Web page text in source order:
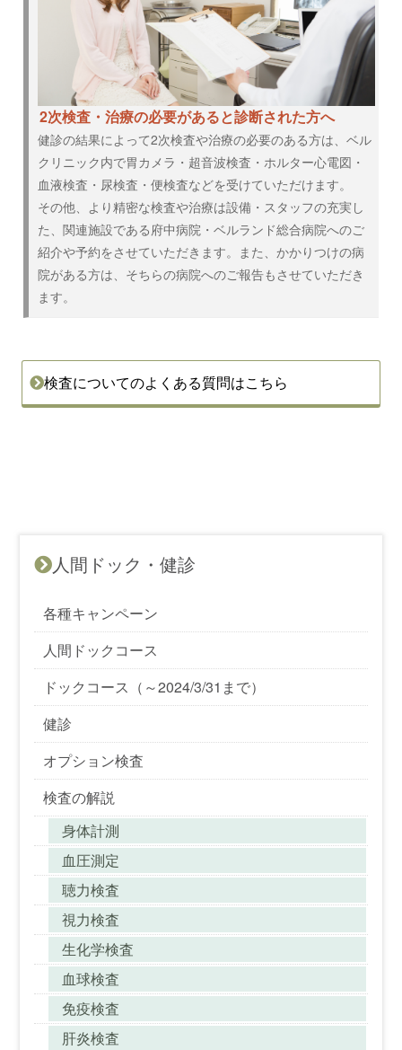
2次検査・治療の必要があると診断された方へ
健診の結果によって2次検査や治療の必要のある方は、ベル
クリニック内で胃カメラ・超音波検査・ホルター心電図・
血液検査・尿検査・便検査などを受けていただけます。
その他、より精密な検査や治療は設備・スタッフの充実し
た、関連施設である府中病院・ベルランド総合病院へのご
紹介や予約をさせていただきます。また、かかりつけの病
院がある方は、そちらの病院へのご報告もさせていただき
ます。
検査についてのよくある質問はこちら
人間ドック・健診
各種キャンペーン
人間ドックコース
ドックコース（～2024/3/31まで）
健診
オプション検査
検査の解説
身体計測
血圧測定
聴力検査
視力検査
生化学検査
血球検査
免疫検査
肝炎検査